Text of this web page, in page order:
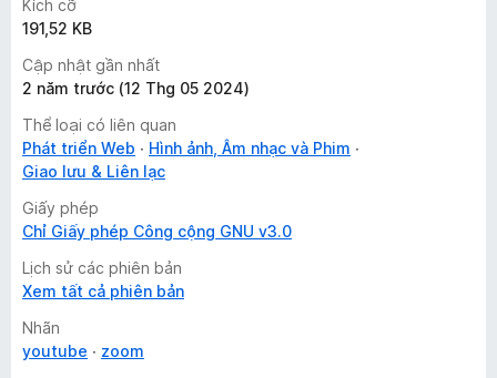
Kích cỡ
191,52 KB
Cập nhật gần nhất
2 năm trước (12 Thg 05 2024)
Thể loại có liên quan
Phát triển Web
Hình ảnh, Âm nhạc và Phim
Giao lưu & Liên lạc
Giấy phép
Chỉ Giấy phép Công cộng GNU v3.0
Lịch sử các phiên bản
Xem tất cả phiên bản
Nhãn
youtube
zoom